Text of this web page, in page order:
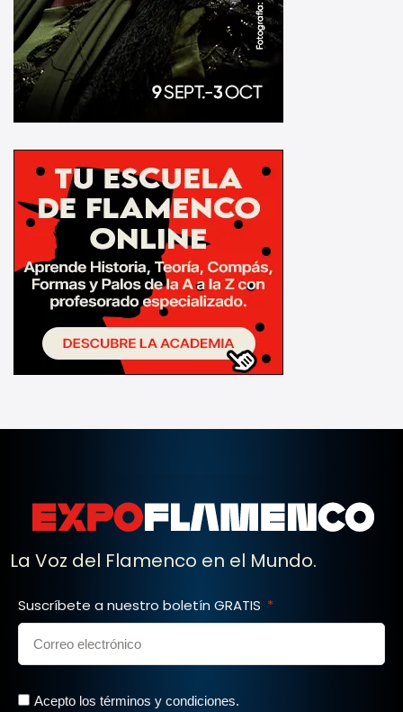
La Voz del Flamenco en el Mundo.
Suscríbete a nuestro boletín GRATIS
Acepto los términos y condiciones.